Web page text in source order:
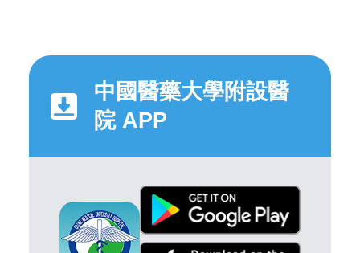
中國醫藥大學附設醫
院 APP